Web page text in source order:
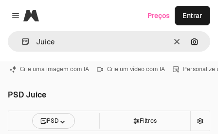
Close menu
Magnific
Limpar
Preços Entrar
Crie uma imagem com IA Crie um vídeo com IA Personalize
PSD Juice
PSD Filtros